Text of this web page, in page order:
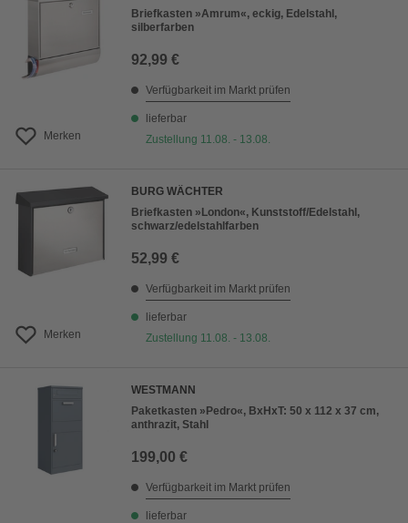
Merken
Briefkasten »Amrum«, eckig, Edelstahl,
silberfarben
92,99 €
Verfügbarkeit im Markt prüfen
lieferbar
Zustellung 11.08. - 13.08.
Merken
BURG WÄCHTER
Briefkasten »London«, Kunststoff/Edelstahl,
schwarz/edelstahlfarben
52,99 €
Verfügbarkeit im Markt prüfen
lieferbar
Zustellung 11.08. - 13.08.
WESTMANN
Paketkasten »Pedro«, BxHxT: 50 x 112 x 37 cm,
anthrazit, Stahl
199,00 €
Verfügbarkeit im Markt prüfen
lieferbar